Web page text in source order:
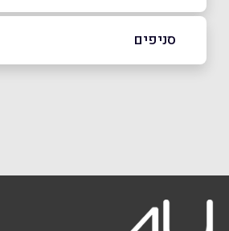
אימייל*
סניפים